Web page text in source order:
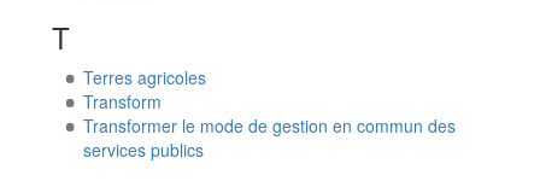
T
Terres agricoles
Transform
Transformer le mode de gestion en commun des
services publics